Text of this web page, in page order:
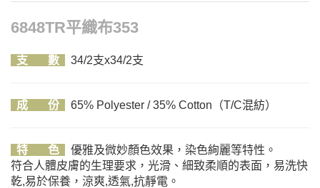
6848TR平織布353
支 數 34/2支x34/2支
成 份 65% Polyester / 35% Cotton（T/C混紡）
特 色
優雅及微妙顏色效果，染色絢麗等特性。
符合人體皮膚的生理要求，光滑、細致柔順的表面，易洗快
乾,易於保養，涼爽,透氣,抗靜電。